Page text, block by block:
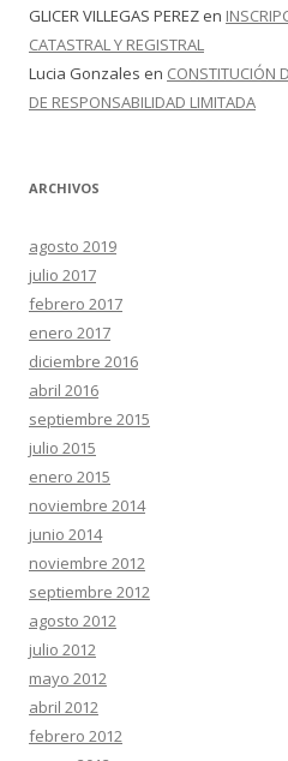
GLICER VILLEGAS PEREZ en
CATASTRAL Y REGISTRAL
Lucia Gonzales en CONSTITUCIÓN
DE RESPONSABILIDAD LIMITADA
ARCHIVOS
agosto 2019
julio 2017
febrero 2017
enero 2017
diciembre 2016
abril 2016
septiembre 2015
julio 2015
enero 2015
noviembre 2014
junio 2014
noviembre 2012
septiembre 2012
agosto 2012
julio 2012
mayo 2012
abril 2012
febrero 2012